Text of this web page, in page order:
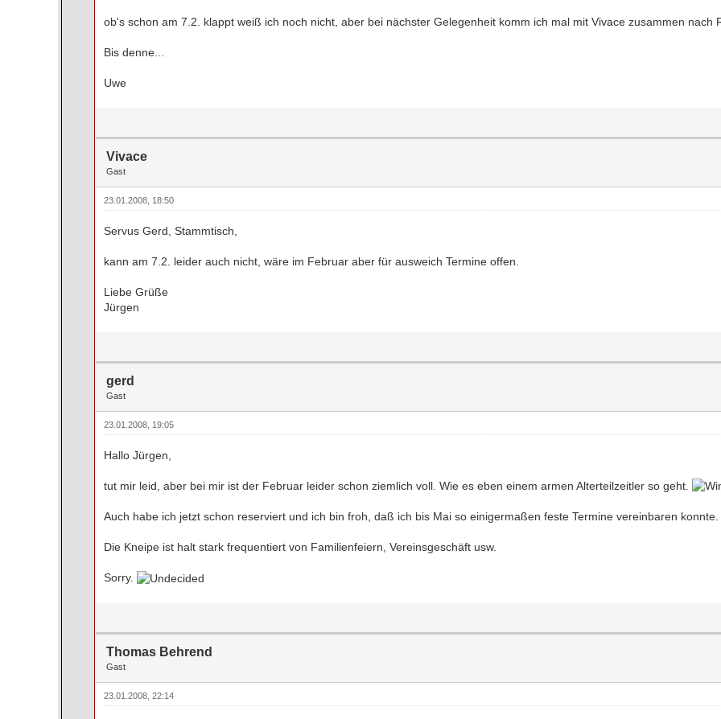
ob's schon am 7.2. klappt weiß ich noch nicht, aber bei nächster Gelegenheit komm ich mal mit Vivace zusammen nach
Bis denne...
Uwe
Vivace
Gast
23.01.2008, 18:50
Servus Gerd, Stammtisch,
kann am 7.2. leider auch nicht, wäre im Februar aber für ausweich Termine offen.
Liebe Grüße
Jürgen
gerd
Gast
23.01.2008, 19:05
Hallo Jürgen,
tut mir leid, aber bei mir ist der Februar leider schon ziemlich voll. Wie es eben einem armen Alterteilzeitler so geht.
Auch habe ich jetzt schon reserviert und ich bin froh, daß ich bis Mai so einigermaßen feste Termine vereinbaren konnte.
Die Kneipe ist halt stark frequentiert von Familienfeiern, Vereinsgeschäft usw.
Sorry.
Thomas Behrend
Gast
23.01.2008, 22:14